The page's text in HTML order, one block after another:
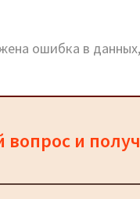
ошибка в
вопрос и